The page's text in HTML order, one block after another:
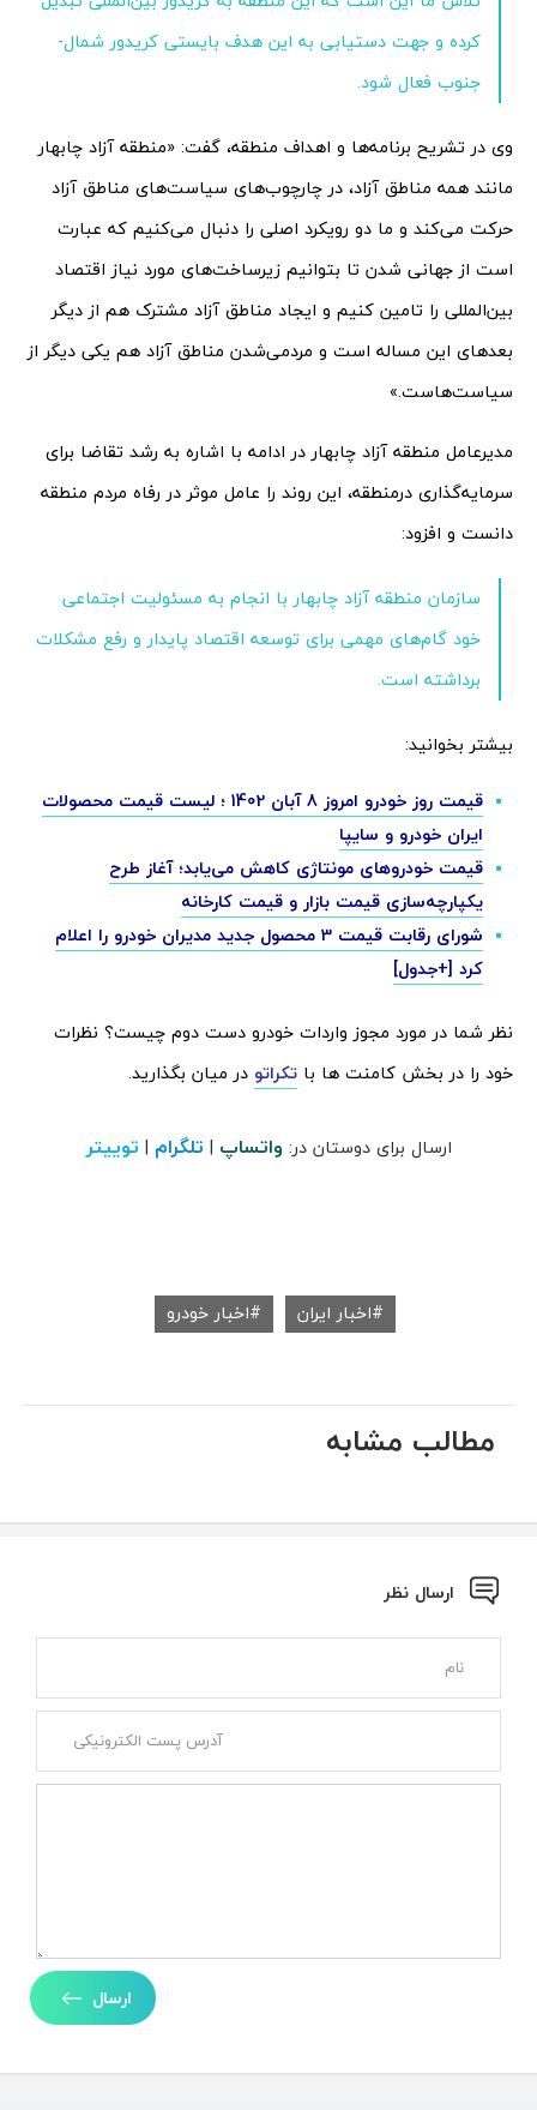
کرده و جهت دستیابی به این هدف بایستی کریدور شمال-
جنوب فعال شود.
وی در تشریح برنامه‌ها و اهداف منطقه، گفت: «منطقه آزاد چابهار
مانند همه مناطق آزاد، در چارچوب‌های سیاست‌های مناطق آزاد
حرکت می‌کند و ما دو رویکرد اصلی را دنبال می‌کنیم که عبارت
است از جهانی شدن تا بتوانیم زیرساخت‌های مورد نیاز اقتصاد
بین‌المللی را تامین کنیم و ایجاد مناطق آزاد مشترک هم از دیگر
بعدهای این مساله است و مردمی‌شدن مناطق آزاد هم یکی دیگر از
سیاست‌هاست.»
مدیرعامل منطقه آزاد چابهار در ادامه با اشاره به رشد تقاضا برای
سرمایه‌گذاری درمنطقه، این روند را عامل موثر در رفاه مردم منطقه
دانست و افزود:
سازمان منطقه آزاد چابهار با انجام به مسئولیت اجتماعی
خود گام‌های مهمی برای توسعه اقتصاد پایدار و رفع مشکلات
برداشته است.
بیشتر بخوانید:
قیمت روز خودرو امروز 8 آبان 1402 ؛ لیست قیمت محصولات
ایران خودرو و سایپا
قیمت خودروهای مونتاژی کاهش می‌یابد؛ آغاز طرح
یکپارچه‌سازی قیمت بازار و قیمت کارخانه
شورای رقابت قیمت 3 محصول جدید مدیران خودرو را اعلام
کرد [+جدول]
نظر شما در مورد مجوز واردات خودرو دست دوم چیست؟ نظرات
خود را در بخش کامنت ها با تکراتو در میان بگذارید.
ارسال برای دوستان در: واتساپ | تلگرام | توییتر
اخبار ایران اخبار خودرو
مطالب مشابه
ارسال نظر
ارسال